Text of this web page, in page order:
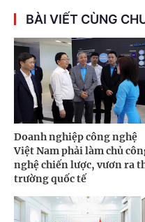
BÀI VIẾT CÙNG
Doanh nghiệp công nghệ
Việt Nam phải làm chủ
nghệ chiến lược, vươn ra
trường quốc tế